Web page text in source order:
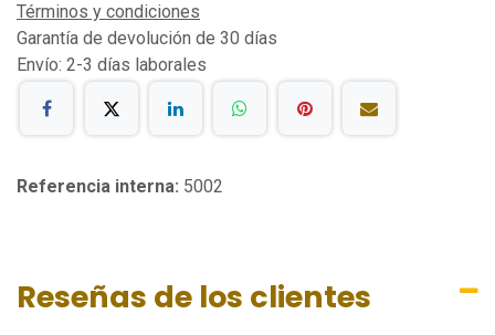
Términos y condiciones
Garantía de devolución de 30 días
Envío: 2-3 días laborales
Referencia interna: 5002
Reseñas de los clientes